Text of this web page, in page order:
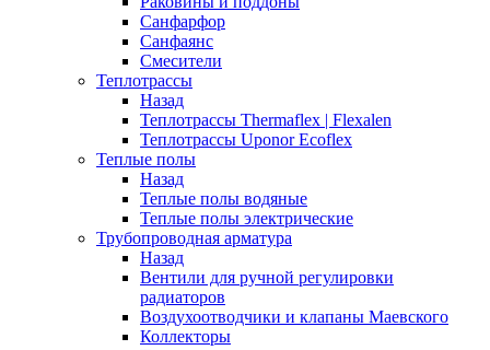
Санфарфор
Санфаянс
Смесители
Теплотрассы
Назад
Теплотрассы Thermaflex | Flexalen
Теплотрассы Uponor Ecoflex
Теплые полы
Назад
Теплые полы водяные
Теплые полы электрические
Трубопроводная арматура
Назад
Вентили для ручной регулировки
радиаторов
Воздухоотводчики и клапаны Маевского
Коллекторы